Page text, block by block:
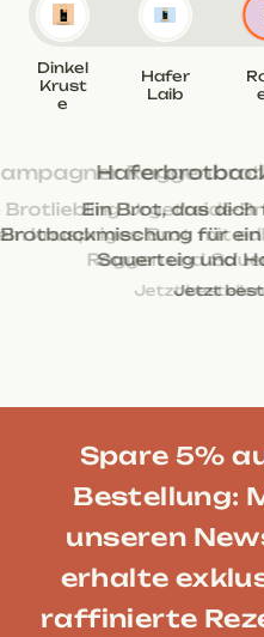
Dinkel
Krust
e
Hafer
Laib
Jetzt bestellen
Jetzt bestellen
Champagner
Die Brotliebling
für ein knuspriges Brot
Roggen
Jetzt
Spare 5%
Bestellung:
unseren
erhalte
raffinierte